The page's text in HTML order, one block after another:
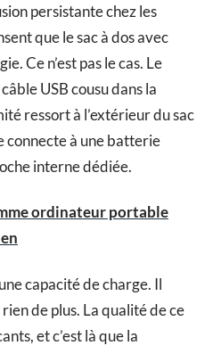
persistante chez les
que le sac à dos avec
Ce n’est pas le cas. Le
USB cousu dans la
ressort à l’extérieur du sac
connecte à une batterie
interne dédiée.
ordinateur portable
capacité de charge. Il
de plus. La qualité de ce
et c’est là que la